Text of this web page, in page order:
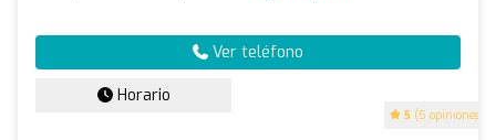
5 (5 opiniones)
Ver teléfono
Horario